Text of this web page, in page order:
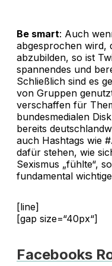
Be smart: Auch
abgesprochen wird,
abzubilden, so ist
spannendes und
Schließlich sind es
von Gruppen
verschaffen für
bundesmedialen
bereits
auch Hashtags wie
dafür stehen, wie
Sexismus „fühlte“,
fundamental
[line]
[gap size=“40px“]
Facebooks